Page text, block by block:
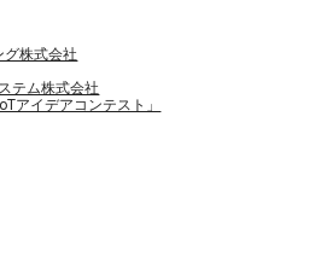
グ株式会社
テム株式会社
アイデアコンテスト」